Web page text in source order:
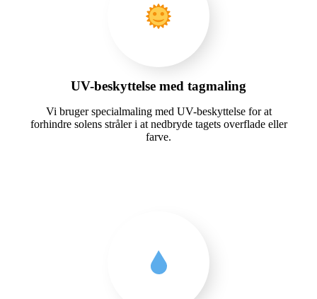
UV-beskyttelse med tagmaling
Vi bruger specialmaling med UV-beskyttelse for at
forhindre solens stråler i at nedbryde tagets overflade eller
farve.